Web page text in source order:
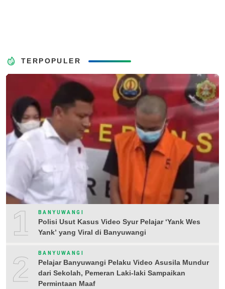
TERPOPULER
1 BANYUWANGI
Polisi Usut Kasus Video Syur Pelajar ‘Yank Wes
Yank’ yang Viral di Banyuwangi
2 BANYUWANGI
Pelajar Banyuwangi Pelaku Video Asusila Mundur
dari Sekolah, Pemeran Laki-laki Sampaikan
Permintaan Maaf